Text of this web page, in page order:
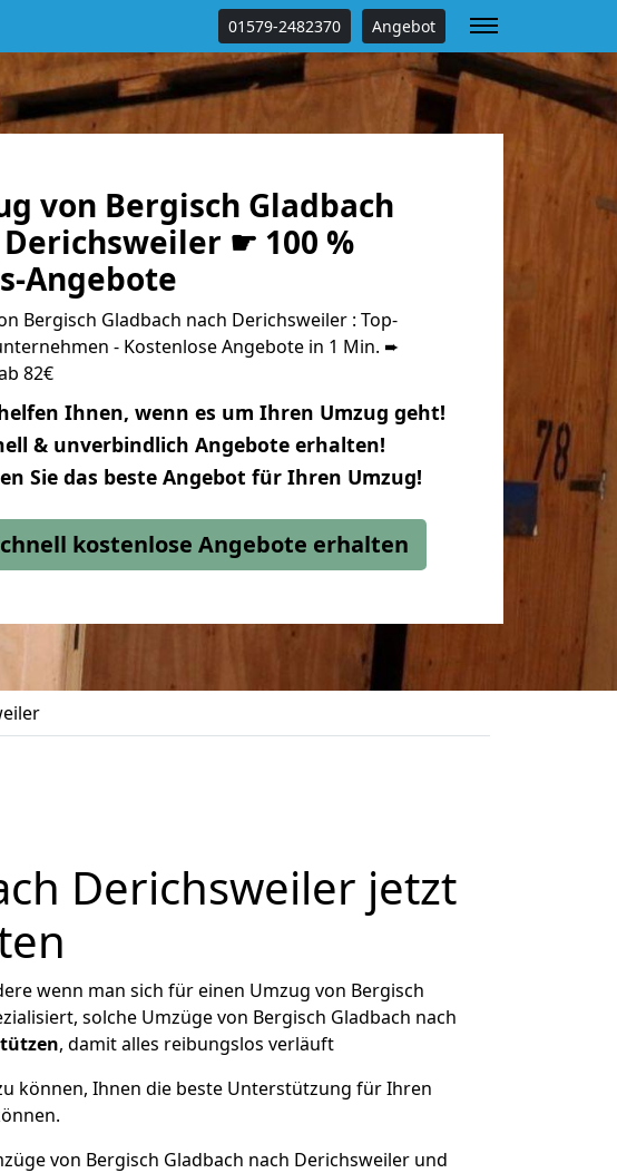
01579-2482370 Angebot
von Bergisch Gladbach
☛ 100 %
Angebote
Bergisch Gladbach nach Derichsweiler : Top-
- Kostenlose Angebote in 1 Min. ➨
82€
Ihnen, wenn es um Ihren Umzug geht!
& unverbindlich Angebote erhalten!
Sie das beste Angebot für Ihren Umzug!
kostenlose Angebote erhalten
Derichsweiler jetzt
wenn man sich für einen Umzug von Bergisch
solche Umzüge von Bergisch Gladbach nach
, damit alles reibungslos verläuft
können, Ihnen die beste Unterstützung für Ihren
von Bergisch Gladbach nach Derichsweiler und